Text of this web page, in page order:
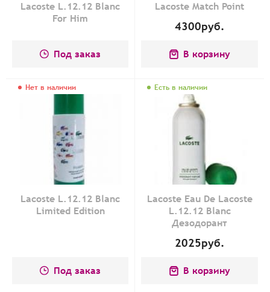
Lacoste L.12.12 Blanc
For Him
Под заказ
Lacoste Match Point
4300руб.
В корзину
Нет в наличии
Lacoste L.12.12 Blanc
Limited Edition
Под заказ
Есть в наличии
Lacoste Eau De Lacoste
L.12.12 Blanc
Дезодорант
2025руб.
В корзину